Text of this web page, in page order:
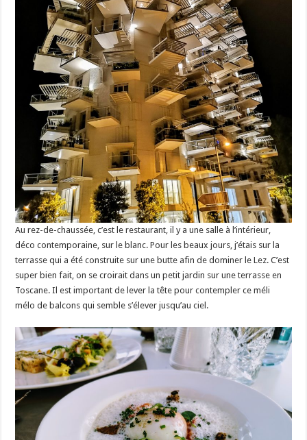
Au rez-de-chaussée, c’est le restaurant, il y a une salle à l’intérieur,
déco contemporaine, sur le blanc. Pour les beaux jours, j’étais sur la
terrasse qui a été construite sur une butte afin de dominer le Lez. C’est
super bien fait, on se croirait dans un petit jardin sur une terrasse en
Toscane. Il est important de lever la tête pour contempler ce méli
mélo de balcons qui semble s’élever jusqu’au ciel.